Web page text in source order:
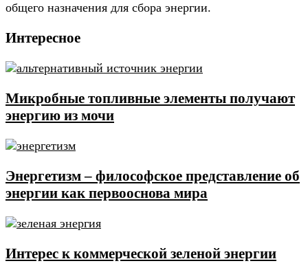
общего назначения для сбора энергии.
Интересное
Микробные топливные элементы получают
энергию из мочи
Энергетизм – философское представление об
энергии как первооснова мира
Интерес к коммерческой зеленой энергии